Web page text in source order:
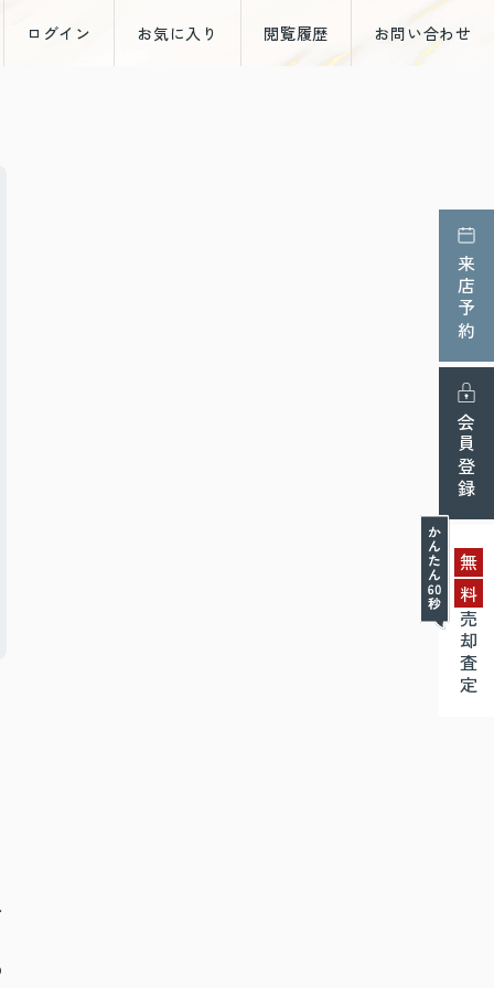
ログイン お気に入り 閲覧履歴 お問い合わせ
来店予約
会員登録
無
料
売却査定